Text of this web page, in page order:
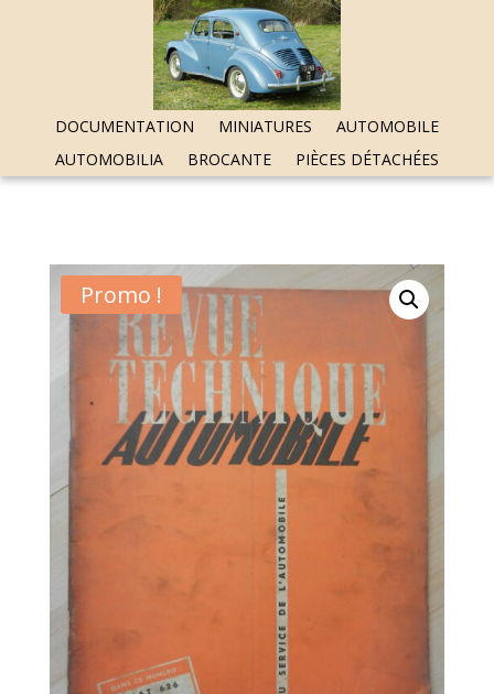
DOCUMENTATION MINIATURES
AUTOMOBILE
AUTOMOBILIA
BROCANTE PIÈCES DÉTACHÉES
Promo !